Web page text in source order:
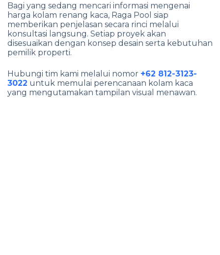
Bagi yang sedang mencari informasi mengenai
harga kolam renang kaca, Raga Pool siap
memberikan penjelasan secara rinci melalui
konsultasi langsung. Setiap proyek akan
disesuaikan dengan konsep desain serta kebutuhan
pemilik properti.
Hubungi tim kami melalui nomor +62 812-3123-
3022 untuk memulai perencanaan kolam kaca
yang mengutamakan tampilan visual menawan.